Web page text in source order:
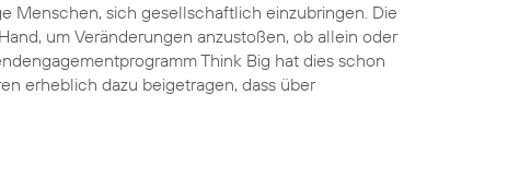
Menschen, sich gesellschaftlich einzubringen. Die
um Veränderungen anzustoßen, ob allein oder
Think Big hat dies schon
erheblich dazu beigetragen, dass über